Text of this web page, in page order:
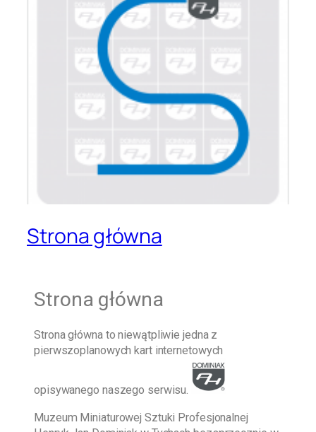
Strona główna
Strona główna
Strona głównato niewątpliwie jedna z
pierwszoplanowych kart internetowych
opisywanego naszego serwisu.
Muzeum Miniaturowej Sztuki Profesjonalnej